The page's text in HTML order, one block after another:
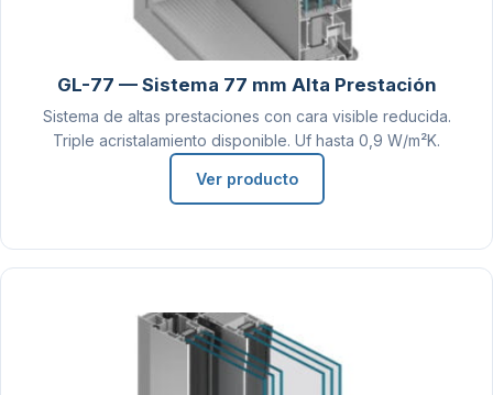
GL-77 — Sistema 77 mm Alta Prestación
Sistema de altas prestaciones con cara visible reducida.
Triple acristalamiento disponible. Uf hasta 0,9 W/m²K.
Ver producto